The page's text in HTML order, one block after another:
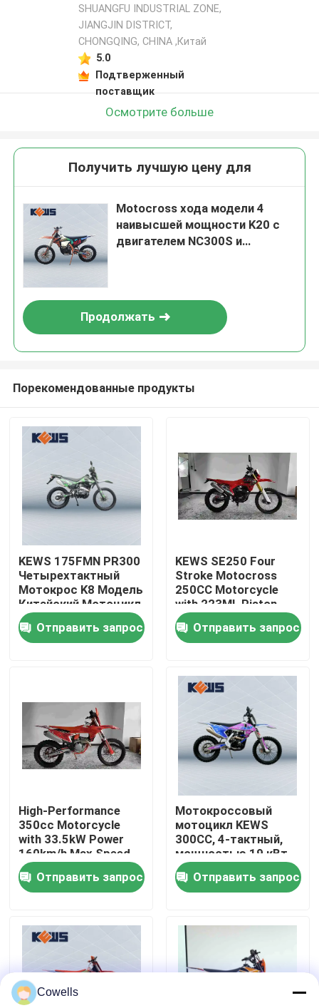
Дом
Продукты
Путешествие фабрики
Свяжитесь мы
Блог
Мотоциклы Enduro два приступа
Мотоциклы ралли
SHUANGFU INDUSTRIAL ZONE,
JIANGJIN DISTRICT,
CHONGQING, CHINA ,Китай
5.0
Подтверженный
поставщик
Осмотрите больше
Получить лучшую цену для
Motocross хода модели 4
наивысшей мощности K20 с
двигателем NC300S и
Продолжать
Порекомендованные продукты
KEWS 175FMN PR300
Четырехтактный
Мотокрос K8 Модель
Китайский Мотоцикл
Мотоциклы 300cc
Отправить запрос
KEWS SE250 Four
Stroke Motocross
250CC Motorcycle
with 223ML Piston
Displacement 15/8500
Maximum Power and
19/6500 Maximum
Отправить запрос
High-Performance
350cc Motorcycle
with 33.5kW Power
160km/h Max Speed
and 1460mm
Wheelbase for
Motocross
Отправить запрос
Мотокроссовый
мотоцикл KEWS
300CC, 4-тактный,
мощностью 19 кВт
Отправить запрос
Cowells